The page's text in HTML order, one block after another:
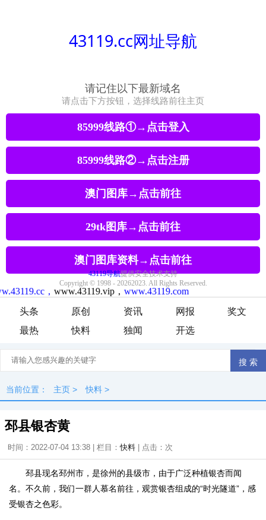
头条 原创 资讯 网报
奖文
最热
快料 独闻 开选
当前位置： 主页 > 快料 >
邳县银杏黄
时间：2022-07-04 13:38 | 栏目：快料 | 点击： 次
邳县现名邳州市，是徐州的县级市，由于广泛种植银杏而闻
名。不久前，我们一群人慕名前往，观赏银杏组成的“时光隧道”，感
受银杏之色彩。